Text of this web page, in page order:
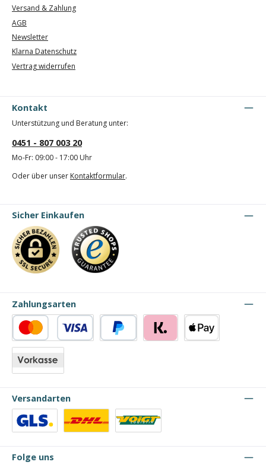
Versand & Zahlung
AGB
Newsletter
Klarna Datenschutz
Vertrag widerrufen
Kontakt
Unterstützung und Beratung unter:
0451 - 807 003 20
Mo-Fr: 09:00 - 17:00 Uhr
Oder über unser Kontaktformular.
Sicher Einkaufen
Zahlungsarten
Kredit- oder Debitkarte
Versandarten
Folge uns